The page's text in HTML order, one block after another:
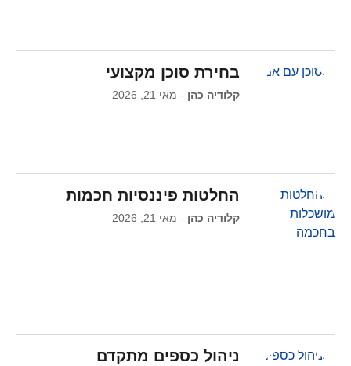
בחירת סוכן מקצועי
קלודיה כהן מאי 21, 2026
החלטות פיננסיות חכמות
קלודיה כהן מאי 21, 2026
ניהול כספים מתקדם